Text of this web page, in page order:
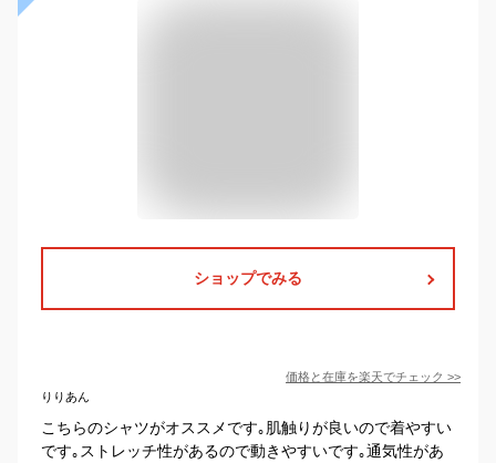
ショップでみる
価格と在庫を楽天でチェック >>
りりあん
こちらのシャツがオススメです｡肌触りが良いので着やすい
です｡ストレッチ性があるので動きやすいです｡通気性があ